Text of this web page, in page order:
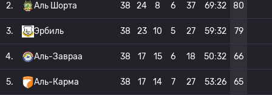
2. Аль Шорта 38 24 8 6 37 69:32 80
3. Эрбиль 38 23 10 5 27 59:32 79
4. Аль-Завраа 38 17 15 6 18 50:32 66
5. Аль-Карма 38 17 14 7 27 53:26 65